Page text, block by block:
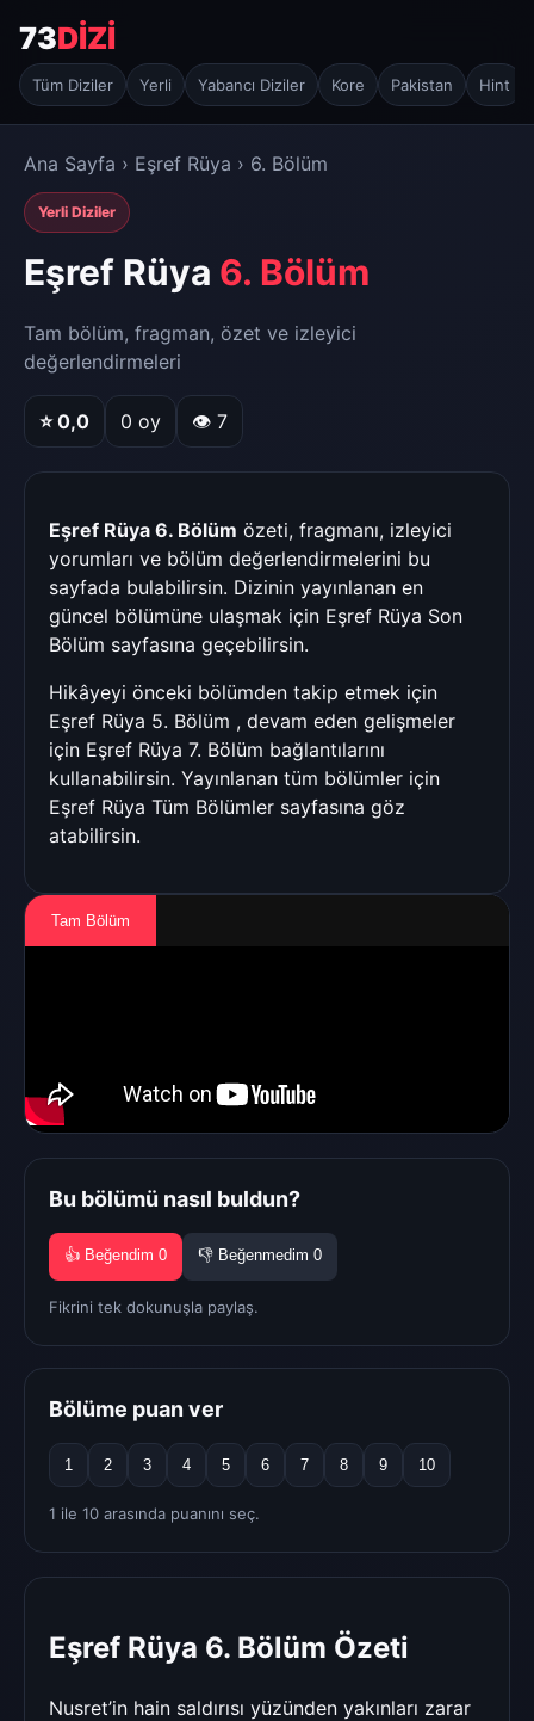
73DİZİ
Tüm Diziler Yerli Yabancı Diziler Kore Pakistan Hint
Ana Sayfa › Eşref Rüya › 6. Bölüm
Yerli Diziler
Eşref Rüya 6. Bölüm
Tam bölüm, fragman, özet ve izleyici
değerlendirmeleri
⭐0,0 0 oy 👁 7
Eşref Rüya 6. Bölüm özeti, fragmanı, izleyici
yorumları ve bölüm değerlendirmelerini bu
sayfada bulabilirsin. Dizinin yayınlanan en
güncel bölümüne ulaşmak için Eşref Rüya Son
Bölüm sayfasına geçebilirsin.
Hikâyeyi önceki bölümden takip etmek için
Eşref Rüya 5. Bölüm , devam eden gelişmeler
için Eşref Rüya 7. Bölüm bağlantılarını
kullanabilirsin. Yayınlanan tüm bölümler için
Eşref Rüya Tüm Bölümler sayfasına göz
atabilirsin.
Tam Bölüm
Bu bölümü nasıl buldun?
👍 Beğendim 0 👎 Beğenmedim 0
Fikrini tek dokunuşla paylaş.
Bölüme puan ver
1 2 3 4 5 6 7 8 9 10
1 ile 10 arasında puanını seç.
Eşref Rüya 6. Bölüm Özeti
Nusret’in hain saldırısı yüzünden yakınları zarar